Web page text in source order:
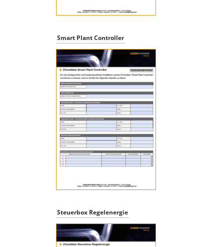
Smart Plant Controller
Steuerbox Regelenergie